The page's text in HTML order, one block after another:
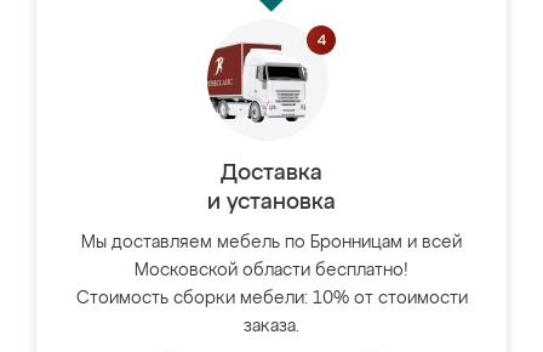
Доставка
и установка
Мы доставляем мебель по Бронницам и всей
Московской области бесплатно!
Стоимость сборки мебели: 10% от стоимости
заказа.